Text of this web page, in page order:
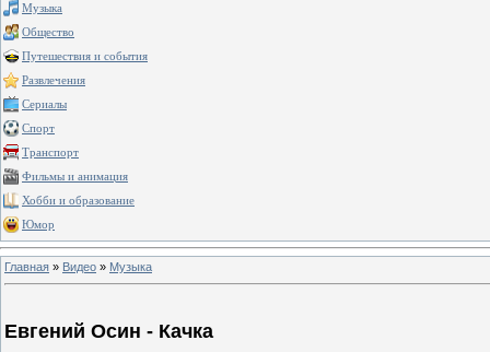
Музыка
Общество
Путешествия и события
Развлечения
Сериалы
Спорт
Транспорт
Фильмы и анимация
Хобби и образование
Юмор
Главная » Видео » Музыка
Евгений Осин - Качка